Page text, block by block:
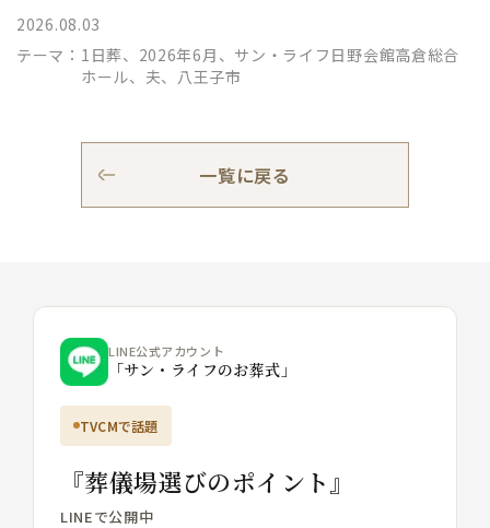
2026.08.03
テーマ： 1日葬、2026年6月、サン・ライフ日野会館高倉総合
ホール、夫、八王子市
一覧に戻る
LINE公式アカウント
「サン・ライフのお葬式」
TVCMで話題
『葬儀場選びのポイント』
LINEで公開中